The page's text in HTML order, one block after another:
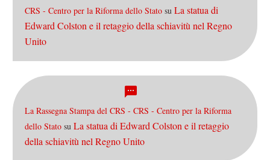
CRS - Centro per la Riforma dello Stato su La statua di
Edward Colston e il retaggio della schiavitù nel Regno
Unito
La Rassegna Stampa del CRS - CRS - Centro per la Riforma
dello Stato su La statua di Edward Colston e il retaggio
della schiavitù nel Regno Unito